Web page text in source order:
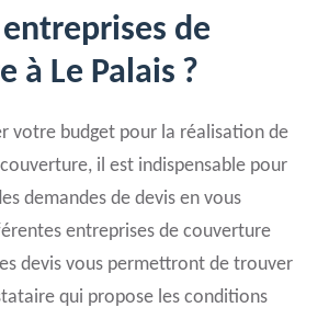
de
à Le Palais ?
votre budget pour la réalisation de
il est indispensable pour
demandes de devis en vous
entreprises de couverture
devis vous permettront de trouver
qui propose les conditions